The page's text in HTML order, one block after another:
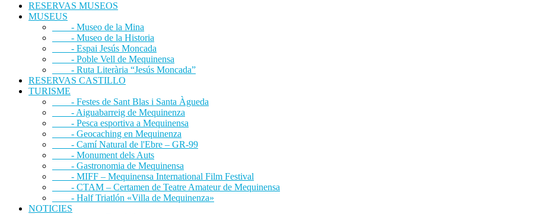
RESERVAS MUSEOS
MUSEUS
- Museo de la Mina
- Museo de la Historia
- Espai Jesús Moncada
- Poble Vell de Mequinensa
- Ruta Literària “Jesús Moncada”
RESERVAS CASTILLO
TURISME
- Festes de Sant Blas i Santa Àgueda
- Aiguabarreig de Mequinenza
- Pesca esportiva a Mequinensa
- Geocaching en Mequinenza
- Camí Natural de l'Ebre – GR-99
- Monument dels Auts
- Gastronomia de Mequinensa
- MIFF – Mequinensa International Film Festival
- CTAM – Certamen de Teatre Amateur de Mequinensa
- Half Triatlón «Villa de Mequinenza»
NOTICIES